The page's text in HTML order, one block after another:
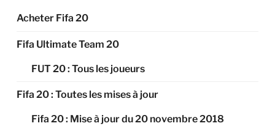
Acheter Fifa 20
Fifa Ultimate Team 20
FUT 20 : Tous les joueurs
Fifa 20 : Toutes les mises à jour
Fifa 20 : Mise à jour du 20 novembre 2018